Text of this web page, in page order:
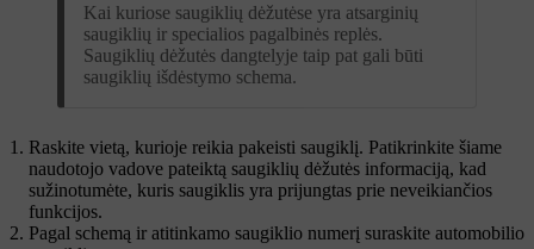
Kai kuriose saugiklių dėžutėse yra atsarginių
saugiklių ir specialios pagalbinės replės.
Saugiklių dėžutės dangtelyje taip pat gali būti
saugiklių išdėstymo schema.
Raskite vietą, kurioje reikia pakeisti saugiklį. Patikrinkite šiame
naudotojo vadove pateiktą saugiklių dėžutės informaciją, kad
sužinotumėte, kuris saugiklis yra prijungtas prie neveikiančios
funkcijos.
Pagal schemą ir atitinkamo saugiklio numerį suraskite automobilio